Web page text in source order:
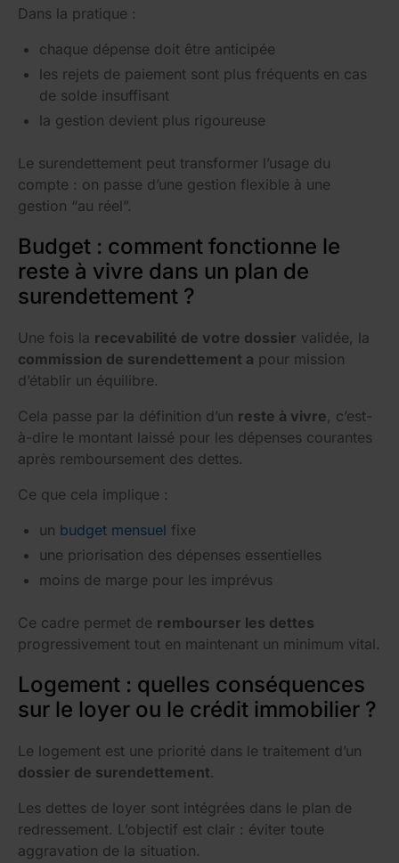
Dans la pratique :
chaque dépense doit être anticipée
les rejets de paiement sont plus fréquents en cas
de solde insuffisant
la gestion devient plus rigoureuse
Le surendettement peut transformer l’usage du
compte : on passe d’une gestion flexible à une
gestion “au réel”.
Budget : comment fonctionne le
reste à vivre dans un plan de
surendettement ?
Une fois la recevabilité de votre dossier validée, la
commission de surendettement a pour mission
d’établir un équilibre.
Cela passe par la définition d’un reste à vivre, c’est-
à-dire le montant laissé pour les dépenses courantes
après remboursement des dettes.
Ce que cela implique :
un budget mensuel fixe
une priorisation des dépenses essentielles
moins de marge pour les imprévus
Ce cadre permet de rembourser les dettes
progressivement tout en maintenant un minimum vital.
Logement : quelles conséquences
sur le loyer ou le crédit immobilier ?
Le logement est une priorité dans le traitement d’un
dossier de surendettement.
Les dettes de loyer sont intégrées dans le plan de
redressement. L’objectif est clair : éviter toute
aggravation de la situation.